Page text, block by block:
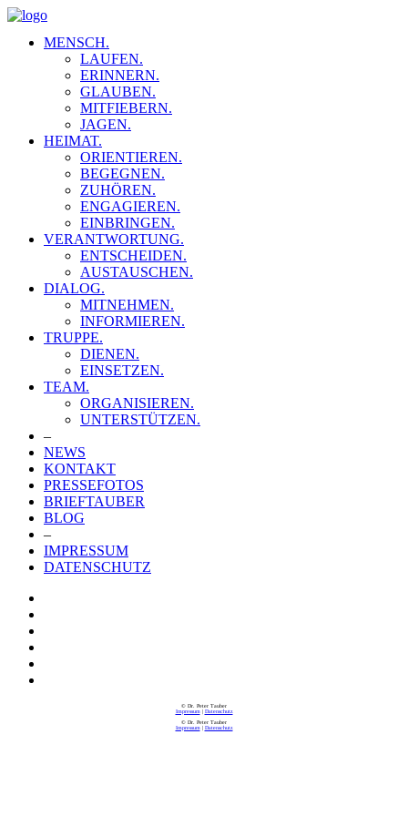
MENSCH.
LAUFEN.
ERINNERN.
GLAUBEN.
MITFIEBERN.
JAGEN.
HEIMAT.
ORIENTIEREN.
BEGEGNEN.
ZUHÖREN.
ENGAGIEREN.
EINBRINGEN.
VERANTWORTUNG.
ENTSCHEIDEN.
AUSTAUSCHEN.
DIALOG.
MITNEHMEN.
INFORMIEREN.
TRUPPE.
DIENEN.
EINSETZEN.
TEAM.
ORGANISIEREN.
UNTERSTÜTZEN.
–
NEWS
KONTAKT
PRESSEFOTOS
BRIEFTAUBER
BLOG
–
IMPRESSUM
DATENSCHUTZ
© Dr. Peter Tauber
Impressum| Datenschutz
© Dr. Peter Tauber
Impressum| Datenschutz